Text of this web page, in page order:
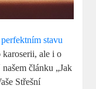
perfektním stavu
karoserii, ale i o
článku „Jak
Střešní